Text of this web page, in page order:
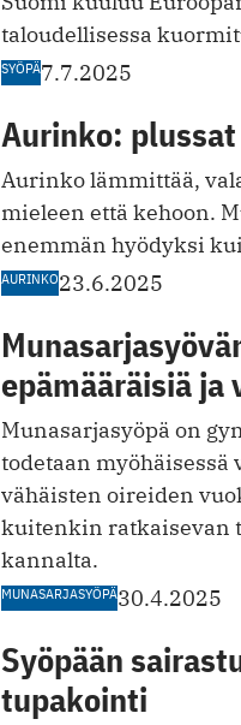
taloudellisessa
SYÖPÄ7.7.2025
Aurinko:
Aurinko lämmittää,
mieleen että kehoon.
enemmän hyödyksi
AURINKO23.6.2025
epämääräisiä ja
Munasarjasyöpä on
todetaan myöhäisessä
vähäisten oireiden
kuitenkin ratkaisevan
kannalta.
MUNASARJASYÖPÄ30.4.2025
Syöpään
tupakointi